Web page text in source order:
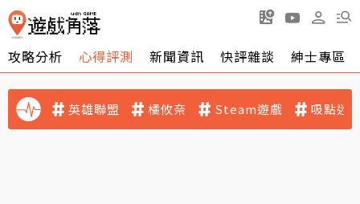
攻略分析 心得評測 新聞資訊 快評雜談 紳士專區
英雄聯盟 橘攸奈 Steam遊戲 吸點迷